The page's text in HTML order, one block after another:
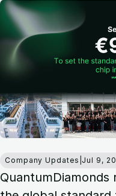
Company Updates Jul 9,
QuantumDiamonds